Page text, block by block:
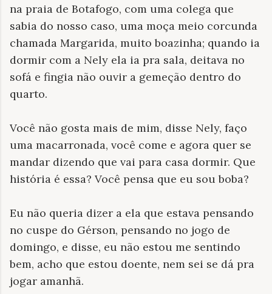
na praia de Botafogo, com uma colega que
sabia do nosso caso, uma moça meio corcunda
chamada Margarida, muito boazinha; quando ia
dormir com a Nely ela ia pra sala, deitava no
sofá e fingia não ouvir a gemeção dentro do
quarto.
Você não gosta mais de mim, disse Nely, faço
uma macarronada, você come e agora quer se
mandar dizendo que vai para casa dormir. Que
história é essa? Você pensa que eu sou boba?
Eu não queria dizer a ela que estava pensando
no cuspe do Gérson, pensando no jogo de
domingo, e disse, eu não estou me sentindo
bem, acho que estou doente, nem sei se dá pra
jogar amanhã.